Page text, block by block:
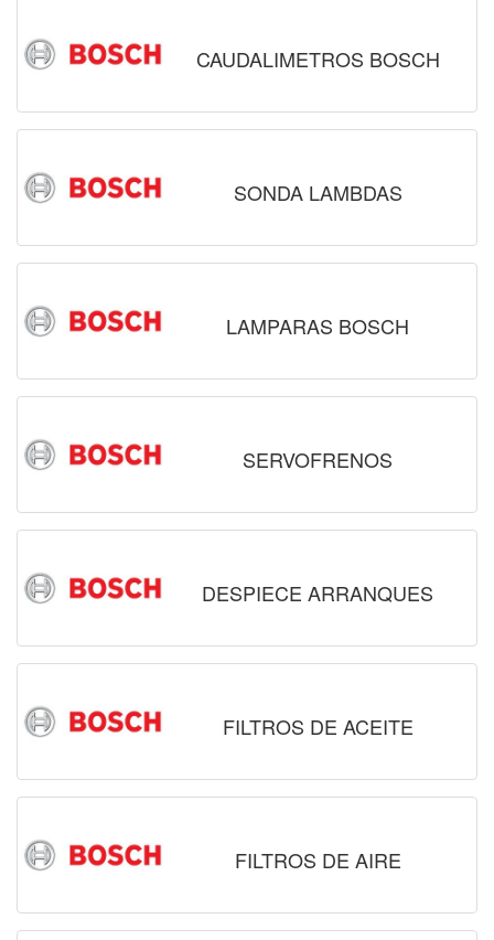
CAUDALIMETROS BOSCH
SONDA LAMBDAS
LAMPARAS BOSCH
SERVOFRENOS
DESPIECE ARRANQUES
FILTROS DE ACEITE
FILTROS DE AIRE